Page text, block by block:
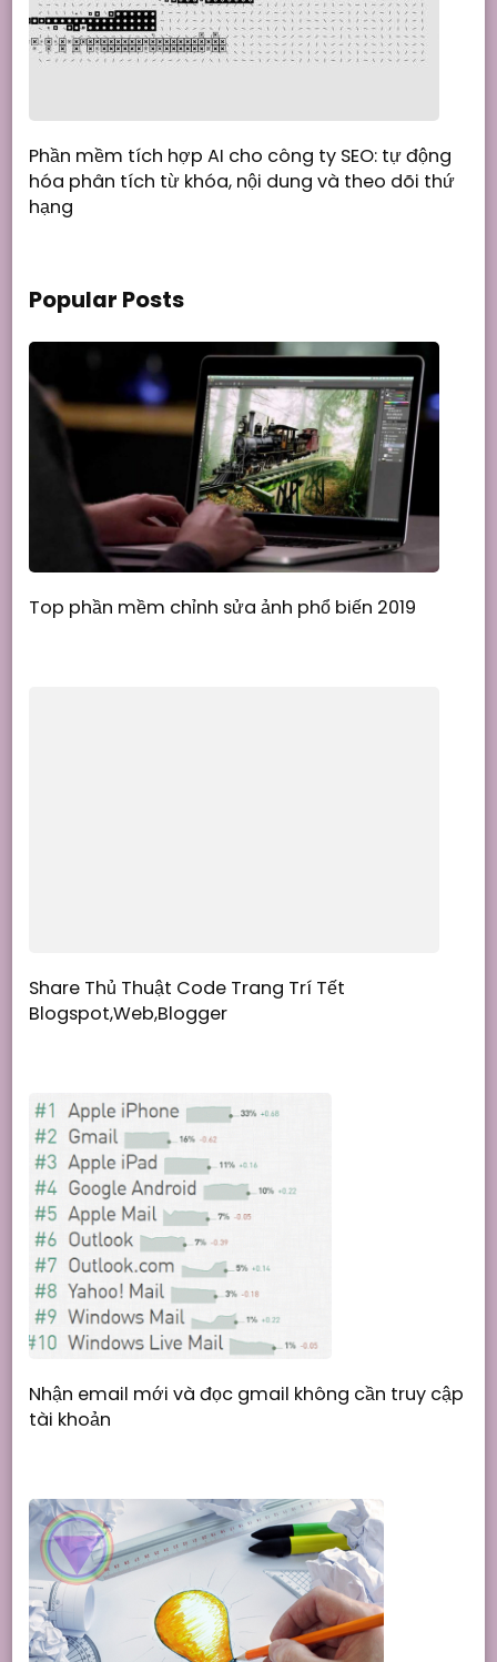
Phần mềm tích hợp AI cho công ty SEO: tự động
hóa phân tích từ khóa, nội dung và theo dõi thứ
hạng
Popular Posts
Top phần mềm chỉnh sửa ảnh phổ biến 2019
Share Thủ Thuật Code Trang Trí Tết
Blogspot,Web,Blogger
Nhận email mới và đọc gmail không cần truy cập
tài khoản